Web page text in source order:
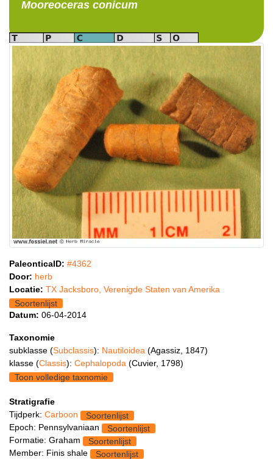
Mooreoceras conicum
PaleonticaID: #4362
Door: herb
Locatie: TX Jacksboro, Verenigde Staten van Amerika
Soortenlijst
Datum: 06-04-2014
Taxonomie
subklasse (Subclassis): Nautiloidea (Agassiz, 1847)
klasse (Classis): Cephalopoda (Cuvier, 1798)
Toon volledige taxnomie
Stratigrafie
Tijdperk: Carboon
Soortenlijst
Epoch: Pennsylvaniaan
Soortenlijst
Formatie: Graham
Soortenlijst
Member: Finis shale
Soortenlijst